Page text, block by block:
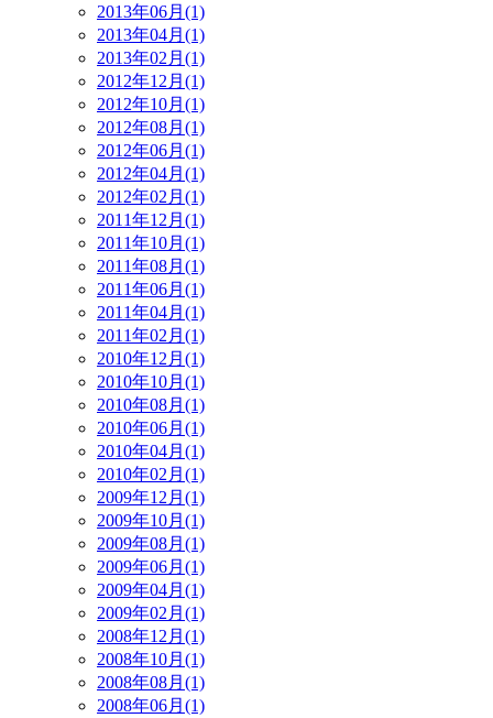
2013年06月(1)
2013年04月(1)
2013年02月(1)
2012年12月(1)
2012年10月(1)
2012年08月(1)
2012年06月(1)
2012年04月(1)
2012年02月(1)
2011年12月(1)
2011年10月(1)
2011年08月(1)
2011年06月(1)
2011年04月(1)
2011年02月(1)
2010年12月(1)
2010年10月(1)
2010年08月(1)
2010年06月(1)
2010年04月(1)
2010年02月(1)
2009年12月(1)
2009年10月(1)
2009年08月(1)
2009年06月(1)
2009年04月(1)
2009年02月(1)
2008年12月(1)
2008年10月(1)
2008年08月(1)
2008年06月(1)